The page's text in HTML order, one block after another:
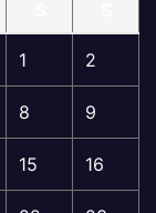
1 2
8 9
15 16